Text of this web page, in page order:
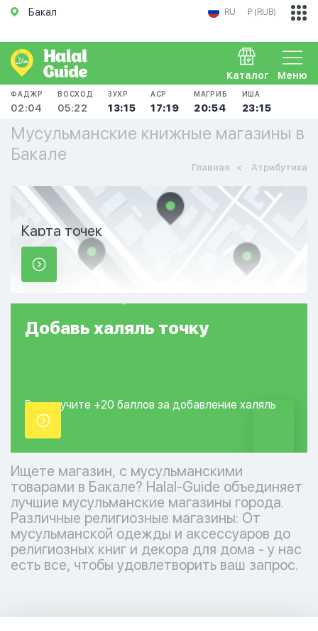
Бакал RU ₽ (RUB)
Меню
Каталог
ФАДЖР
02:04
ВОСХОД
05:22
ЗУХР
13:15
АСР
17:19
МАГРИБ
20:54
ИША
23:15
Мусульманские книжные магазины в
Бакале
Главная Атрибутика
Карта точек
Добавь халяль точку
Вы получите +20 баллов за добавление халяль
точки.
Ищете магазин, с мусульманскими
товарами в Бакале? Halal-Guide объединяет
лучшие мусульманские магазины города.
Различные религиозные магазины: От
мусульманской одежды и аксессуаров до
религиозных книг и декора для дома - у нас
есть все, чтобы удовлетворить ваш запрос.